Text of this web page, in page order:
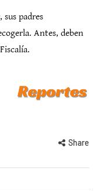
padres
Antes, deben
Share